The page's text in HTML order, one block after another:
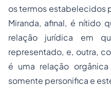
os termos estabelecidos
Miranda, afinal, é nítido
relação jurídica em
representado, e, outra,
é uma relação
somente personifica e